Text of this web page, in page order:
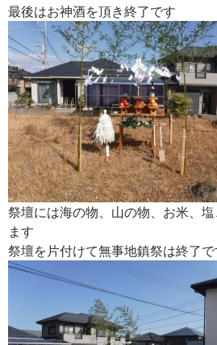
最後はお神酒を頂き終了です
祭壇には海の物、山の物、お米、
ます
祭壇を片付けて無事地鎮祭は終了で